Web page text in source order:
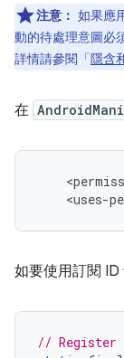
注意： 如果應
動的待處理意圖必
詳情請參閱「隱含
在
<uses-
如要使用訂閱 ID
// Register